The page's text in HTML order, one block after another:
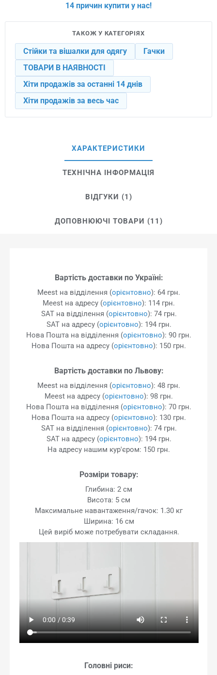
14 причин купити у нас!
ТАКОЖ У КАТЕГОРІЯХ
Стійки та вішалки для одягу
Гачки
ТОВАРИ В НАЯВНОСТІ
Хіти продажів за останні 14 днів
Хіти продажів за весь час
ХАРАКТЕРИСТИКИ
ТЕХНІЧНА ІНФОРМАЦІЯ
ВІДГУКИ (1)
ДОПОВНЮЮЧІ ТОВАРИ (11)
Вартість доставки по Україні:
Meest на відділення (орієнтовно): 64 грн.
Meest на адресу (орієнтовно): 114 грн.
SAT на відділення (орієнтовно): 74 грн.
SAT на адресу (орієнтовно): 194 грн.
Нова Пошта на відділення (орієнтовно): 90 грн.
Нова Пошта на адресу (орієнтовно): 150 грн.
Вартість доставки по Львову:
Meest на відділення (орієнтовно): 48 грн.
Meest на адресу (орієнтовно): 98 грн.
Нова Пошта на відділення (орієнтовно): 70 грн.
Нова Пошта на адресу (орієнтовно): 130 грн.
SAT на відділення (орієнтовно): 74 грн.
SAT на адресу (орієнтовно): 194 грн.
На адресу нашим кур'єром: 150 грн.
Розміри товару:
Глибина: 2 см
Висота: 5 см
Максимальне навантаження/гачок: 1.30 кг
Ширина: 16 см
Цей виріб може потребувати складання.
Головні риси: